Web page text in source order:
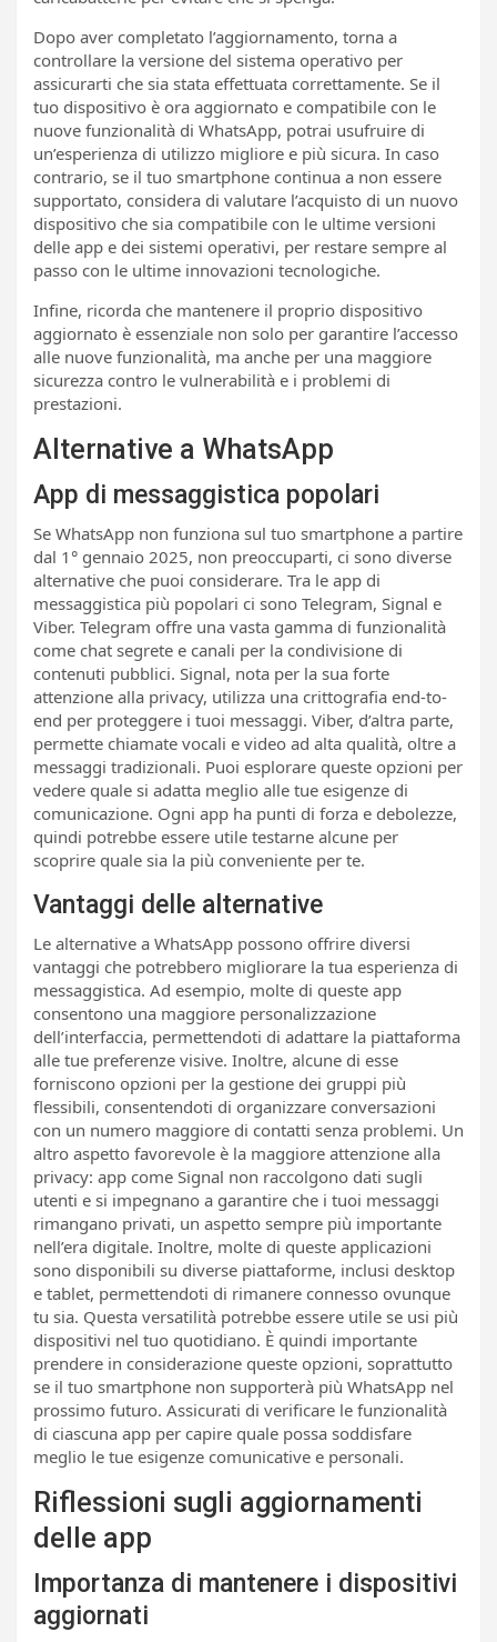
Dopo aver completato l’aggiornamento, torna a
controllare la versione del sistema operativo per
assicurarti che sia stata effettuata correttamente. Se il
tuo dispositivo è ora aggiornato e compatibile con le
nuove funzionalità di WhatsApp, potrai usufruire di
un’esperienza di utilizzo migliore e più sicura. In caso
contrario, se il tuo smartphone continua a non essere
supportato, considera di valutare l’acquisto di un nuovo
dispositivo che sia compatibile con le ultime versioni
delle app e dei sistemi operativi, per restare sempre al
passo con le ultime innovazioni tecnologiche.
Infine, ricorda che mantenere il proprio dispositivo
aggiornato è essenziale non solo per garantire l’accesso
alle nuove funzionalità, ma anche per una maggiore
sicurezza contro le vulnerabilità e i problemi di
prestazioni.
Alternative a WhatsApp
App di messaggistica popolari
Se WhatsApp non funziona sul tuo smartphone a partire
dal 1° gennaio 2025, non preoccuparti, ci sono diverse
alternative che puoi considerare. Tra le app di
messaggistica più popolari ci sono Telegram, Signal e
Viber. Telegram offre una vasta gamma di funzionalità
come chat segrete e canali per la condivisione di
contenuti pubblici. Signal, nota per la sua forte
attenzione alla privacy, utilizza una crittografia end-to-
end per proteggere i tuoi messaggi. Viber, d’altra parte,
permette chiamate vocali e video ad alta qualità, oltre a
messaggi tradizionali. Puoi esplorare queste opzioni per
vedere quale si adatta meglio alle tue esigenze di
comunicazione. Ogni app ha punti di forza e debolezze,
quindi potrebbe essere utile testarne alcune per
scoprire quale sia la più conveniente per te.
Vantaggi delle alternative
Le alternative a WhatsApp possono offrire diversi
vantaggi che potrebbero migliorare la tua esperienza di
messaggistica. Ad esempio, molte di queste app
consentono una maggiore personalizzazione
dell’interfaccia, permettendoti di adattare la piattaforma
alle tue preferenze visive. Inoltre, alcune di esse
forniscono opzioni per la gestione dei gruppi più
flessibili, consentendoti di organizzare conversazioni
con un numero maggiore di contatti senza problemi. Un
altro aspetto favorevole è la maggiore attenzione alla
privacy: app come Signal non raccolgono dati sugli
utenti e si impegnano a garantire che i tuoi messaggi
rimangano privati, un aspetto sempre più importante
nell’era digitale. Inoltre, molte di queste applicazioni
sono disponibili su diverse piattaforme, inclusi desktop
e tablet, permettendoti di rimanere connesso ovunque
tu sia. Questa versatilità potrebbe essere utile se usi più
dispositivi nel tuo quotidiano. È quindi importante
prendere in considerazione queste opzioni, soprattutto
se il tuo smartphone non supporterà più WhatsApp nel
prossimo futuro. Assicurati di verificare le funzionalità
di ciascuna app per capire quale possa soddisfare
meglio le tue esigenze comunicative e personali.
Riflessioni sugli aggiornamenti
delle app
Importanza di mantenere i dispositivi
aggiornati